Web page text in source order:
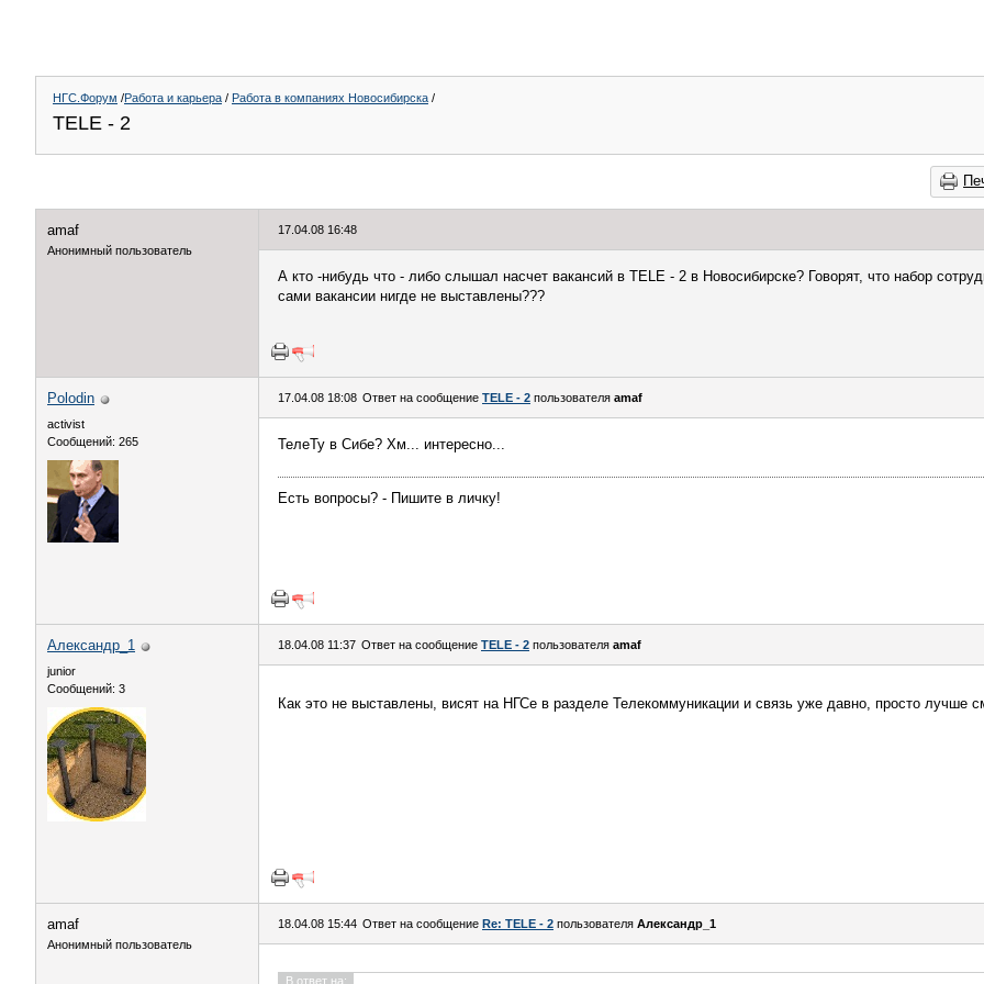
НГС.Форум /Работа и карьера / Работа в компаниях Новосибирска /
TELE - 2
amaf
Анонимный пользователь
17.04.08 16:48
А кто -нибудь что - либо слышал насчет вакансий в TELE - 2 в Новосибирске? Говорят, что набор
сами вакансии нигде не выставлены???
Polodin
activist
Сообщений: 265
17.04.08 18:08 Ответ на сообщение TELE - 2 пользователя amaf
ТелеТу в Сибе? Хм... интересно...
Есть вопросы? - Пишите в личку!
Александр_1
junior
Сообщений: 3
18.04.08 11:37 Ответ на сообщение TELE - 2 пользователя amaf
Как это не выставлены, висят на НГСе в разделе Телекоммуникации и связь уже давно, просто лучше
amaf
Анонимный пользователь
18.04.08 15:44 Ответ на сообщение Re: TELE - 2 пользователя Александр_1
В ответ на: